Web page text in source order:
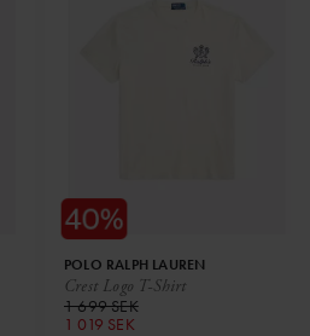
Crest Logo T-Shirt
POLO RALPH LAUREN
1 699 SEK
1 019 SEK